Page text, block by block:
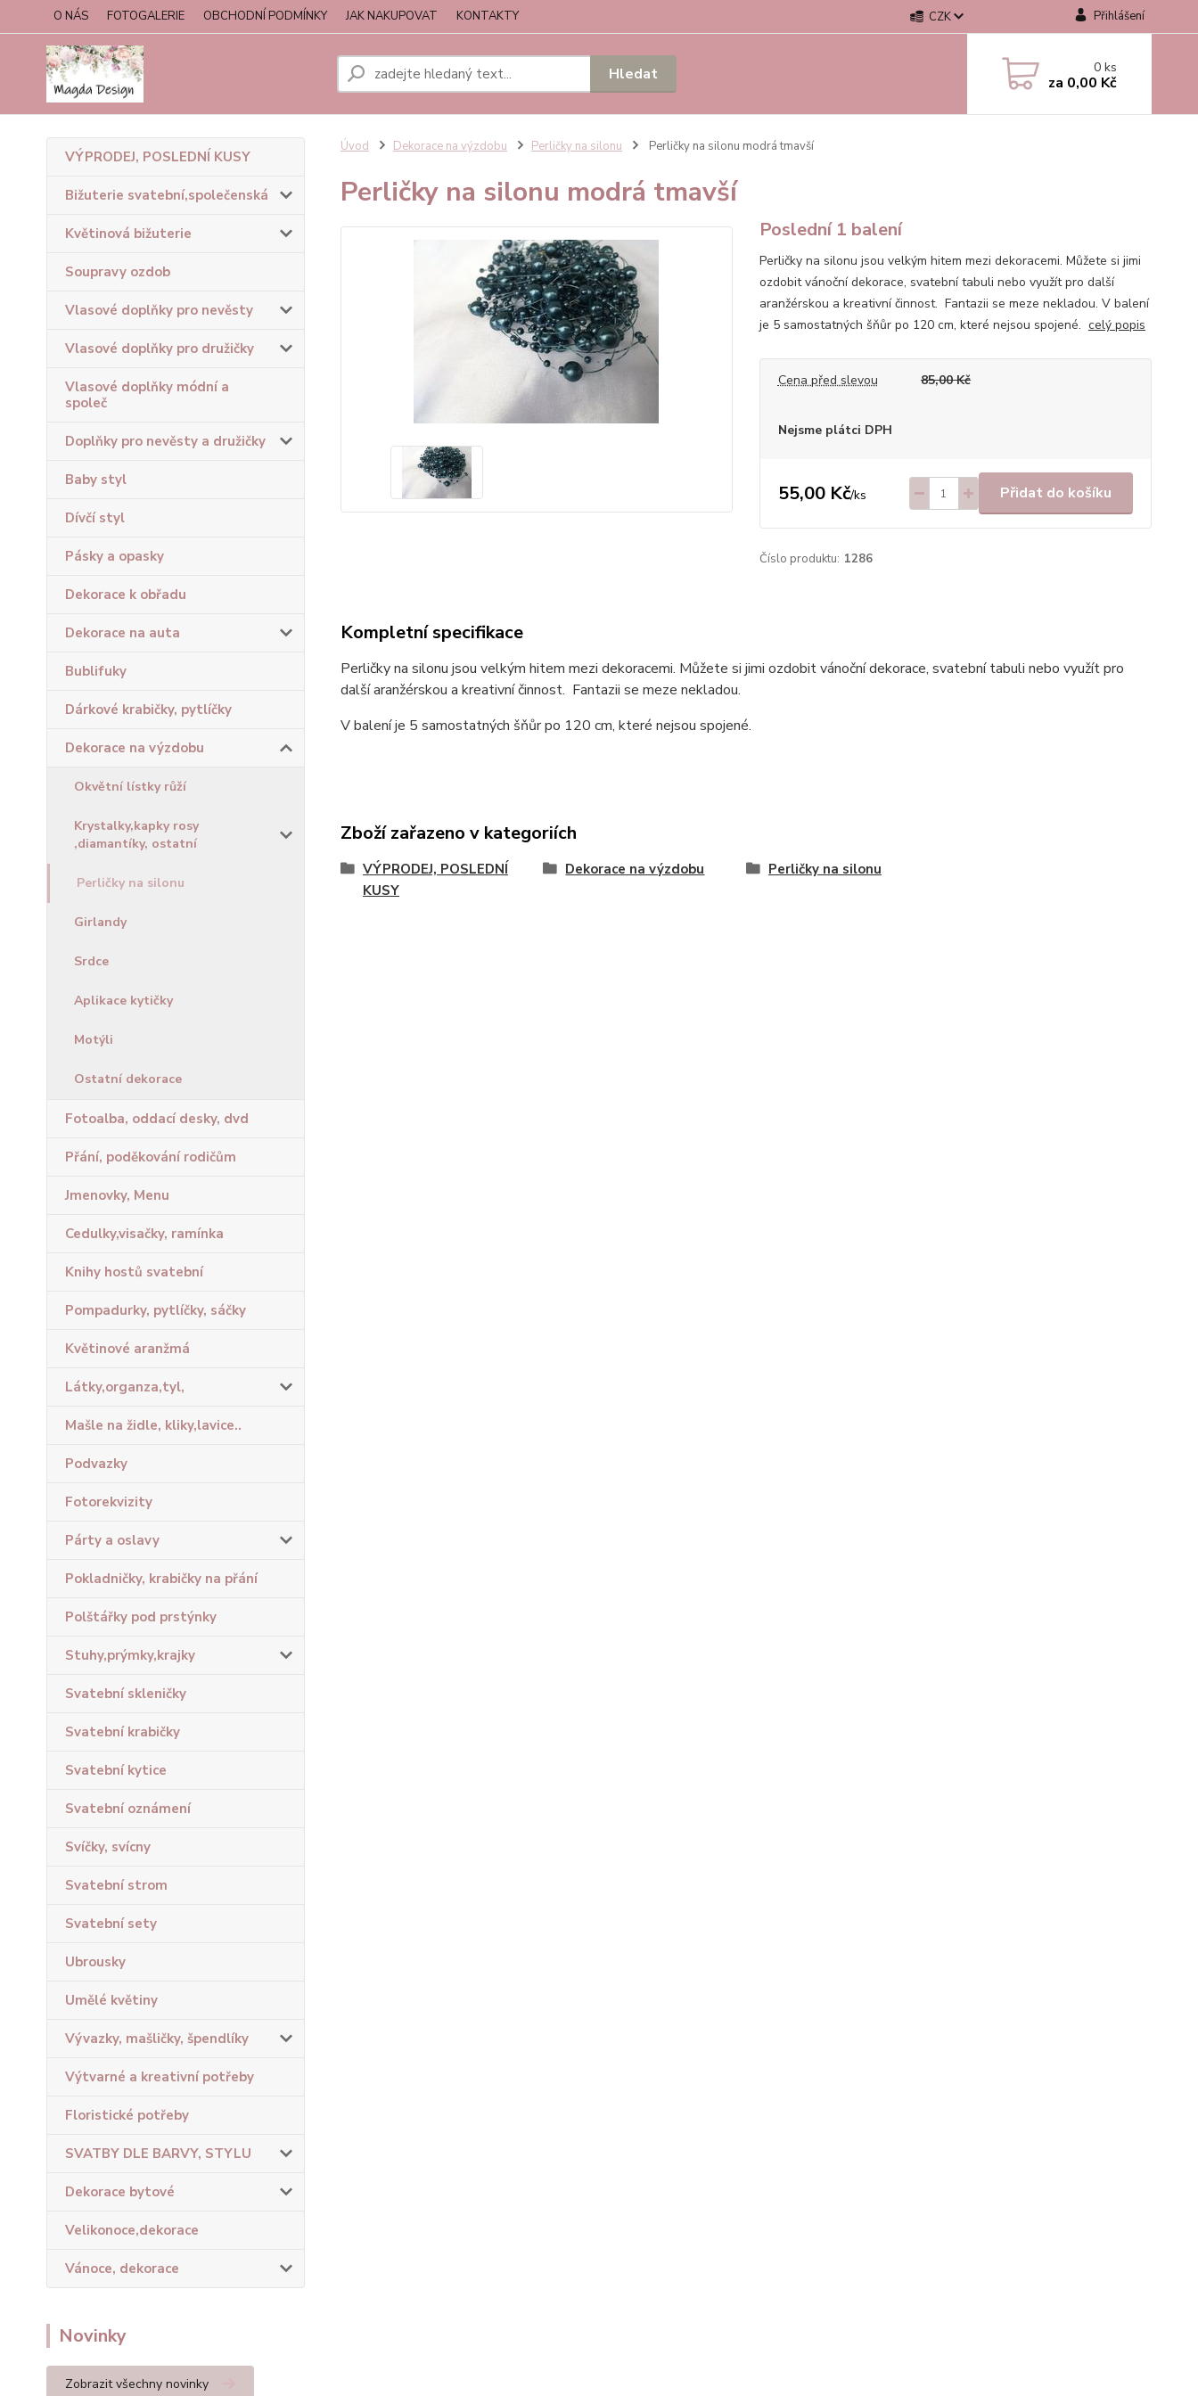
O NÁS FOTOGALERIE OBCHODNÍ PODMÍNKY JAK NAKUPOVAT KONTAKTY CZK Přihlášení
Hledat 0ks
za 0,00 Kč
VÝPRODEJ, POSLEDNÍ KUSY
Bižuterie svatební,společenská
Květinová bižuterie
Soupravy ozdob
Vlasové doplňky pro nevěsty
Vlasové doplňky pro družičky
Vlasové doplňky módní a
společ
Doplňky pro nevěsty a družičky
Baby styl
Dívčí styl
Pásky a opasky
Dekorace k obřadu
Dekorace na auta
Bublifuky
Dárkové krabičky, pytlíčky
Dekorace na výzdobu
Okvětní lístky růží
Krystalky,kapky rosy
,diamantíky, ostatní
Perličky na silonu
Girlandy
Srdce
Aplikace kytičky
Motýli
Ostatní dekorace
Fotoalba, oddací desky, dvd
Přání, poděkování rodičům
Jmenovky, Menu
Cedulky,visačky, ramínka
Knihy hostů svatební
Pompadurky, pytlíčky, sáčky
Květinové aranžmá
Látky,organza,tyl,
Mašle na židle, kliky,lavice..
Podvazky
Fotorekvizity
Párty a oslavy
Pokladničky, krabičky na přání
Polštářky pod prstýnky
Stuhy,prýmky,krajky
Svatební skleničky
Svatební krabičky
Svatební kytice
Svatební oznámení
Svíčky, svícny
Svatební strom
Svatební sety
Ubrousky
Umělé květiny
Vývazky, mašličky, špendlíky
Výtvarné a kreativní potřeby
Floristické potřeby
SVATBY DLE BARVY, STYLU
Dekorace bytové
Velikonoce,dekorace
Vánoce, dekorace
Novinky
Zobrazit všechny novinky
Úvod Dekorace na výzdobu Perličky na silonu Perličky na silonu modrá tmavší
Perličky na silonu modrá tmavší
Poslední 1 balení
Perličky na silonu jsou velkým hitem mezi dekoracemi. Můžete si jimi
ozdobit vánoční dekorace, svatební tabuli nebo využít pro další
aranžérskou a kreativní činnost. Fantazii se meze nekladou. V balení
je 5 samostatných šňůr po 120 cm, které nejsou spojené. celý popis
Cena před slevou 85,00 Kč
Nejsme plátci DPH
55,00 Kč/ks Přidat do košíku
Číslo produktu: 1286
Kompletní specifikace
Perličky na silonu jsou velkým hitem mezi dekoracemi. Můžete si jimi ozdobit vánoční dekorace, svatební tabuli nebo využít pro
další aranžérskou a kreativní činnost. Fantazii se meze nekladou.
V balení je 5 samostatných šňůr po 120 cm, které nejsou spojené.
Zboží zařazeno v kategoriích
VÝPRODEJ, POSLEDNÍ
KUSY
Dekorace na výzdobu Perličky na silonu